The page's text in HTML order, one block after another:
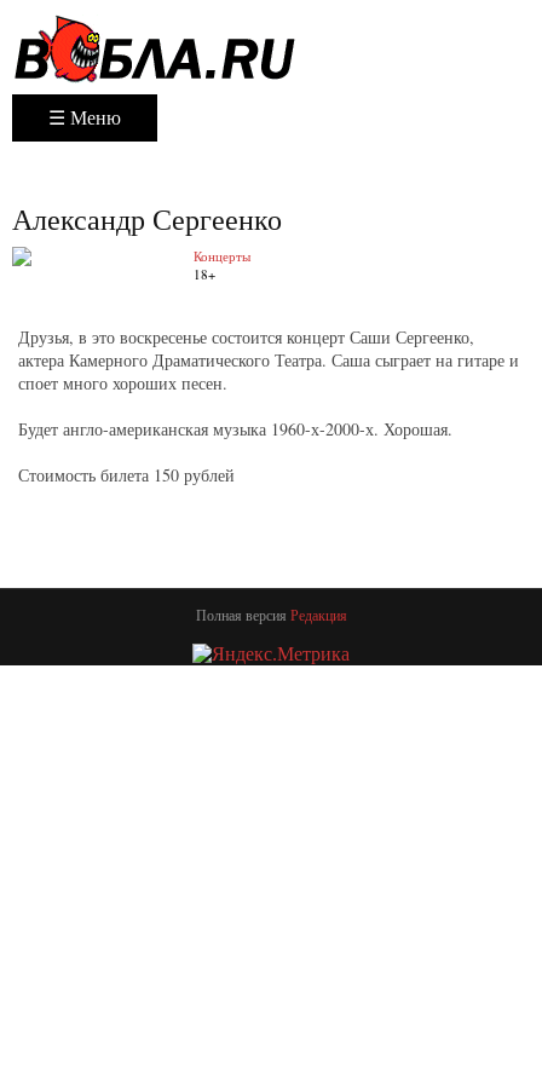
☰ Меню
Александр Сергеенко
Концерты
18+
Друзья, в это воскресенье состоится концерт Саши Сергеенко,
актера Камерного Драматического Театра. Саша сыграет на гитаре и
споет много хороших песен.
Будет англо-американская музыка 1960-х-2000-х. Хорошая.
Стоимость билета 150 рублей
Полная версия Редакция